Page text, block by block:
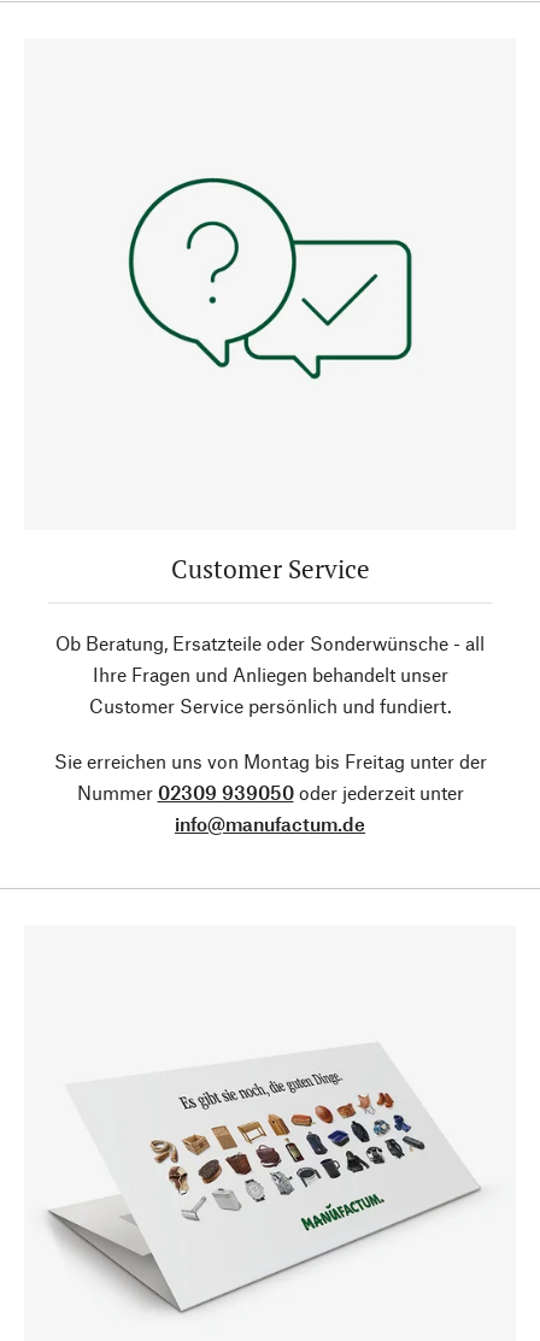
Customer Service
Ob Beratung, Ersatzteile oder Sonderwünsche - all
Ihre Fragen und Anliegen behandelt unser
Customer Service persönlich und fundiert.
Sie erreichen uns von Montag bis Freitag unter der
Nummer 02309 939050oder jederzeit unter
info@manufactum.de